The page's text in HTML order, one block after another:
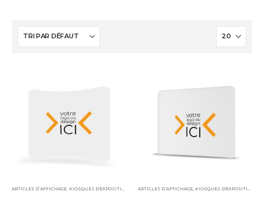
ARTICLES D’AFFICHAGE, KIOSQUES D'EXPOSITION ARTICLES D’AFFICHAGE, KIOSQUES D'EXPOSITION